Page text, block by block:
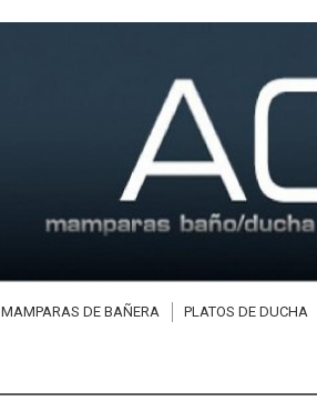
MAMPARAS DE BAÑERA PLATOS DE DUCHA